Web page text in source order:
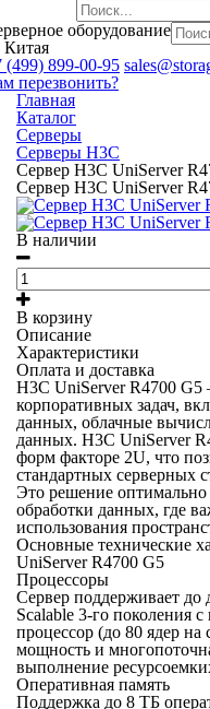
оборудование
Китая
(499) 899-00-95
перезвонить?
Главная
Каталог
Серверы
Серверы H3C
Сервер H3C UniServer
Сервер H3C UniServer
В наличии
В корзину
Описание
Характеристики
Оплата и доставка
H3C UniServer R4700
корпоративных задач,
данных, облачные
данных. H3C UniServer
форм факторе 2U, что
стандартных серверных
Это решение оптимально
обработки данных, где
использования
Основные технические
UniServer R4700 G5
Процессоры
Сервер поддерживает до
Scalable 3-го поколения
процессор (до 80 ядер
мощность и
выполнение
Оперативная память
Поддержка до 8 ТБ